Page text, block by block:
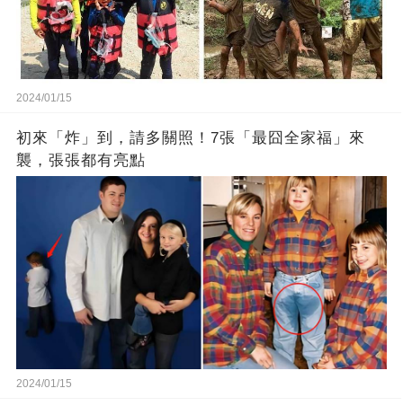
2024/01/15
初來「炸」到，請多關照！7張「最囧全家福」來
襲，張張都有亮點
2024/01/15